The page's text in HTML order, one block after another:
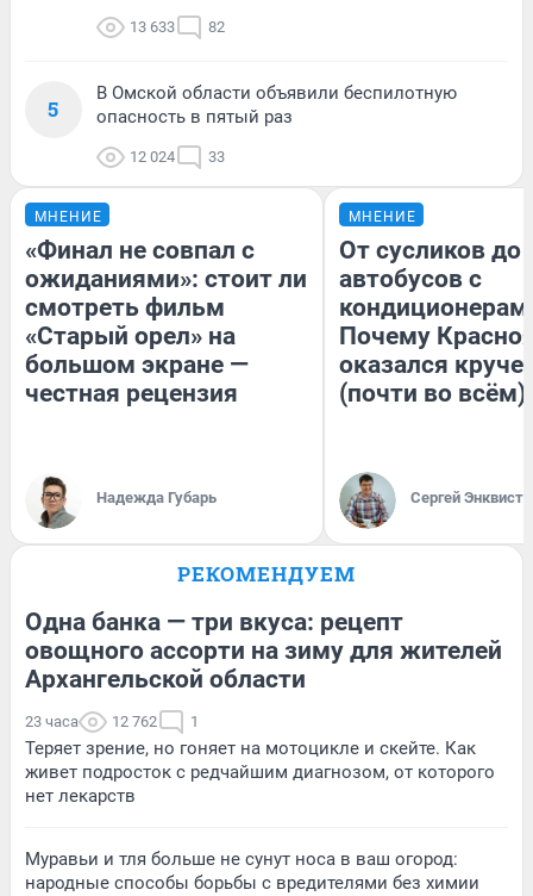
13 633 82
5
В Омской области объявили беспилотную
опасность в пятый раз
12 024 33
МНЕНИЕ
«Финал не совпал с
ожиданиями»: стоит ли
смотреть фильм
«Старый орел» на
большом экране —
честная рецензия
Надежда Губарь
МНЕНИЕ
От сусликов до
автобусов с
Почему
оказался
(почти во всём)
Сергей Энквист
РЕКОМЕНДУЕМ
Одна банка — три вкуса: рецепт
овощного ассорти на зиму для жителей
Архангельской области
23 часа 12 762 1
Теряет зрение, но гоняет на мотоцикле и скейте. Как
живет подросток с редчайшим диагнозом, от которого
нет лекарств
Муравьи и тля больше не сунут носа в ваш огород:
народные способы борьбы с вредителями без химии